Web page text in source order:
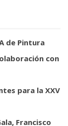
de Pintura
con
para la XXV
Francisco